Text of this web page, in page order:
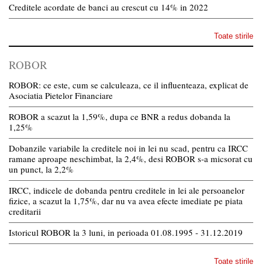
Creditele acordate de banci au crescut cu 14% in 2022
Toate stirile
ROBOR
ROBOR: ce este, cum se calculeaza, ce il influenteaza, explicat de
Asociatia Pietelor Financiare
ROBOR a scazut la 1,59%, dupa ce BNR a redus dobanda la
1,25%
Dobanzile variabile la creditele noi in lei nu scad, pentru ca IRCC
ramane aproape neschimbat, la 2,4%, desi ROBOR s-a micsorat cu
un punct, la 2,2%
IRCC, indicele de dobanda pentru creditele in lei ale persoanelor
fizice, a scazut la 1,75%, dar nu va avea efecte imediate pe piata
creditarii
Istoricul ROBOR la 3 luni, in perioada 01.08.1995 - 31.12.2019
Toate stirile